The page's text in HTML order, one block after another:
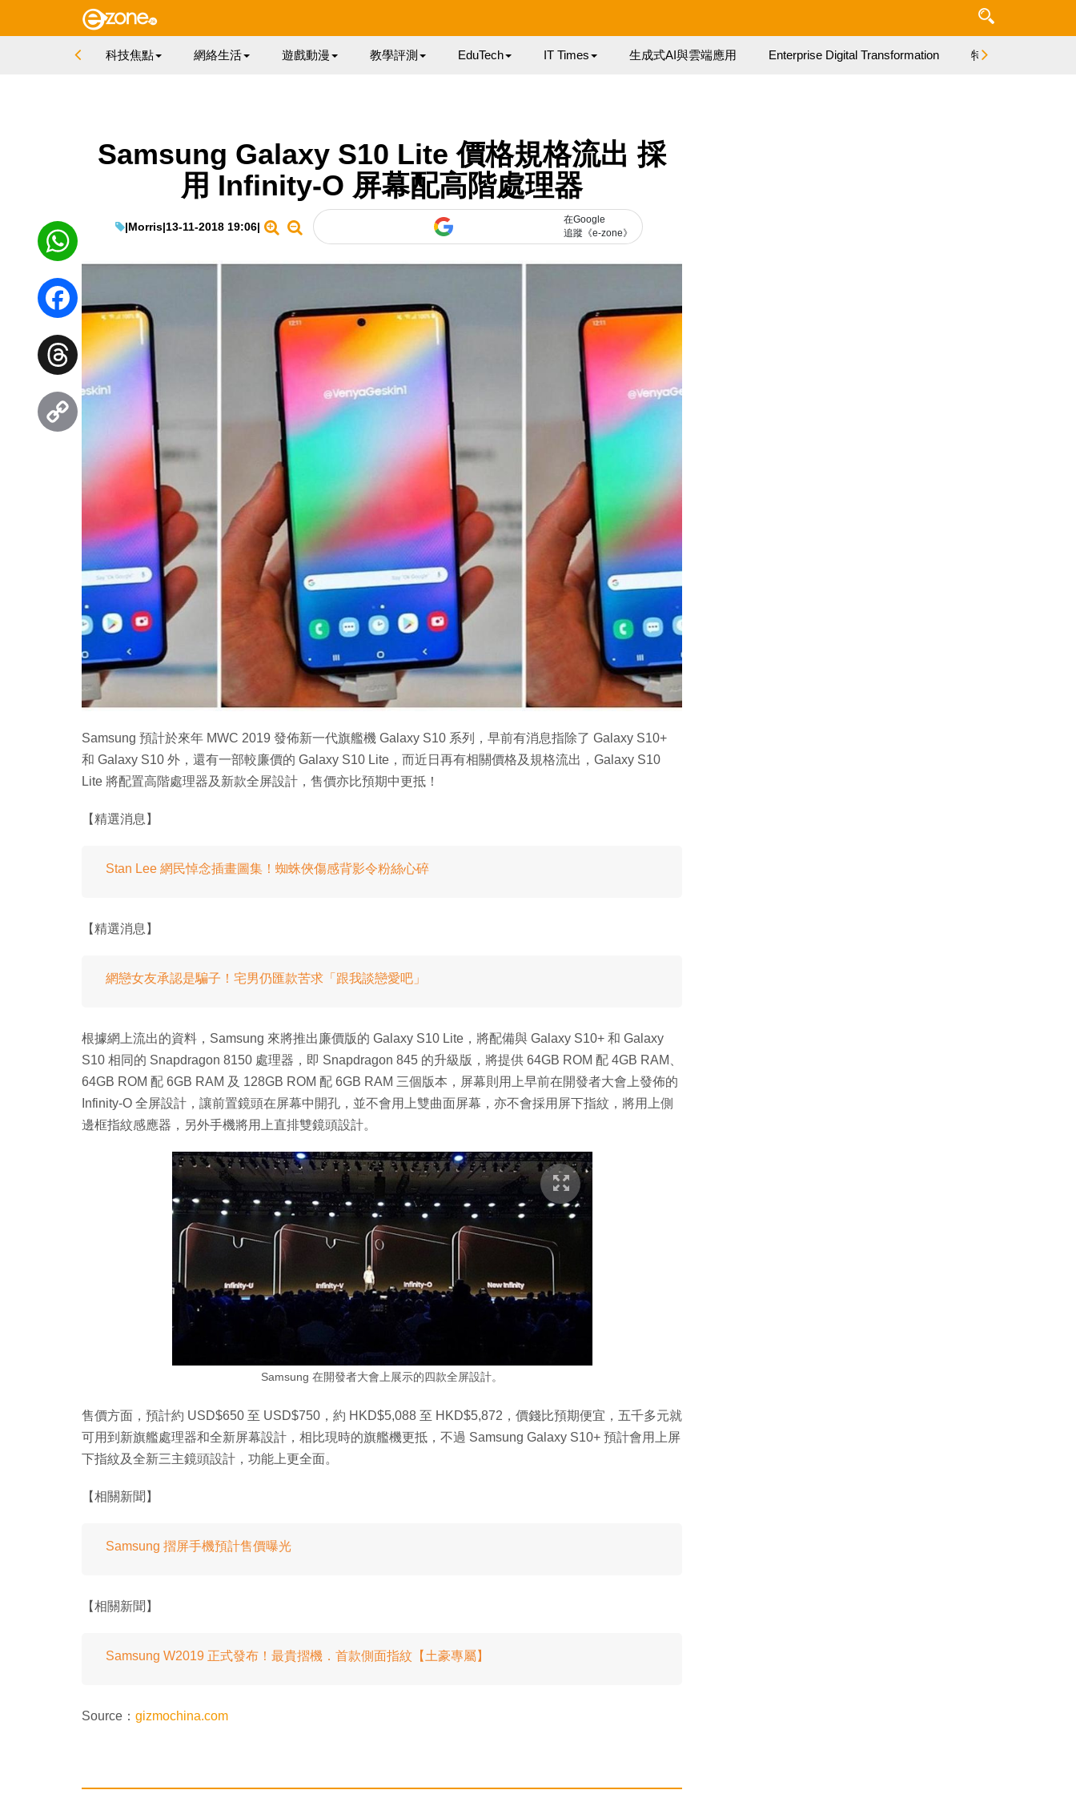
科技焦點 網絡生活 遊戲動漫 教學評測 EduTech IT Times 生成式AI與雲端應用 Enterprise Digital Transformation 特集
Samsung Galaxy S10 Lite 價格規格流出 採
用 Infinity-O 屏幕配高階處理器
|Morris|13-11-2018 19:06|
在Google
追蹤《e-zone》
Samsung 預計於來年 MWC 2019 發佈新一代旗艦機 Galaxy S10 系列，早前有消息指除了 Galaxy S10+
和 Galaxy S10 外，還有一部較廉價的 Galaxy S10 Lite，而近日再有相關價格及規格流出，Galaxy S10
Lite 將配置高階處理器及新款全屏設計，售價亦比預期中更抵！
【精選消息】
Stan Lee 網民悼念插畫圖集！蜘蛛俠傷感背影令粉絲心碎
【精選消息】
網戀女友承認是騙子！宅男仍匯款苦求「跟我談戀愛吧」
根據網上流出的資料，Samsung 來將推出廉價版的 Galaxy S10 Lite，將配備與 Galaxy S10+ 和 Galaxy
S10 相同的 Snapdragon 8150 處理器，即 Snapdragon 845 的升級版，將提供 64GB ROM 配 4GB RAM、
64GB ROM 配 6GB RAM 及 128GB ROM 配 6GB RAM 三個版本，屏幕則用上早前在開發者大會上發佈的
Infinity-O 全屏設計，讓前置鏡頭在屏幕中開孔，並不會用上雙曲面屏幕，亦不會採用屏下指紋，將用上側
邊框指紋感應器，另外手機將用上直排雙鏡頭設計。
Samsung 在開發者大會上展示的四款全屏設計。
售價方面，預計約 USD$650 至 USD$750，約 HKD$5,088 至 HKD$5,872，價錢比預期便宜，五千多元就
可用到新旗艦處理器和全新屏幕設計，相比現時的旗艦機更抵，不過 Samsung Galaxy S10+ 預計會用上屏
下指紋及全新三主鏡頭設計，功能上更全面。
【相關新聞】
Samsung 摺屏手機預計售價曝光
【相關新聞】
Samsung W2019 正式發布！最貴摺機．首款側面指紋【土豪專屬】
Source： gizmochina.com
WhatsApp
Facebook
Threads